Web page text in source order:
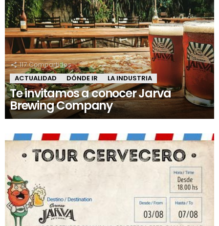
117 Compartidos
ACTUALIDAD
DÓNDE IR LA INDUSTRIA
Te invitamos a conocer Jarva
Brewing Company